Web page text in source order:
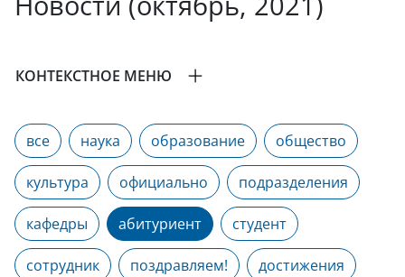
КОНТЕКСТНОЕ МЕНЮ
все наука образование общество
культура официально подразделения
кафедры абитуриент студент
сотрудник поздравляем! достижения